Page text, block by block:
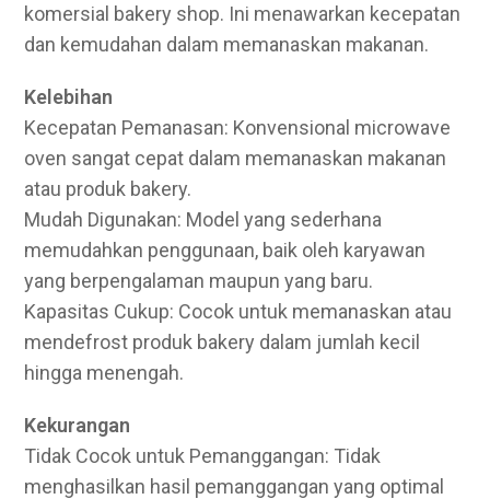
komersial bakery shop. Ini menawarkan kecepatan
dan kemudahan dalam memanaskan makanan.
Kelebihan
Kecepatan Pemanasan: Konvensional microwave
oven sangat cepat dalam memanaskan makanan
atau produk bakery.
Mudah Digunakan: Model yang sederhana
memudahkan penggunaan, baik oleh karyawan
yang berpengalaman maupun yang baru.
Kapasitas Cukup: Cocok untuk memanaskan atau
mendefrost produk bakery dalam jumlah kecil
hingga menengah.
Kekurangan
Tidak Cocok untuk Pemanggangan: Tidak
menghasilkan hasil pemanggangan yang optimal